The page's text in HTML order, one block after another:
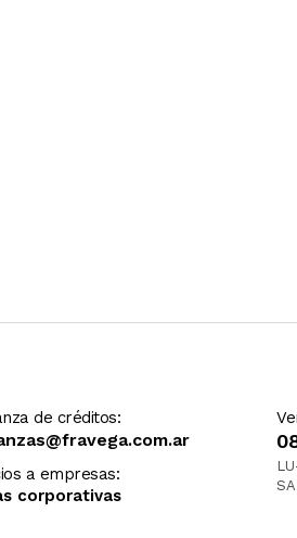
de créditos:
a empresas:
corporativas